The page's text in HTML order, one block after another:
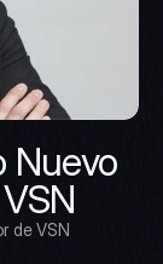
Nuevo
de VSN